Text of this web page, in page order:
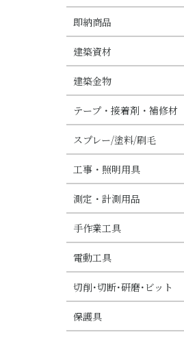
即納商品
建築資材
建築金物
テープ・接着剤・補修材
スプレー/塗料/刷毛
工事・照明用具
測定・計測用品
手作業工具
電動工具
切削･切断･研磨･ビット
保護具